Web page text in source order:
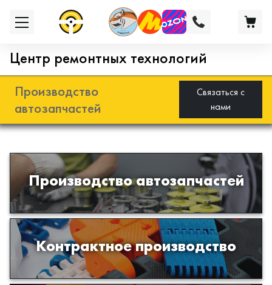
Центр ремонтных технологий
Производство
автозапчастей
Связаться с
нами
Производство автозапчастей
Разработка и производство деталей
из эластомеров для подвески
автомобиля
Контрактное производство
Производство изделий из пластиков
и полимеров по образцам либо
чертежам заказчика